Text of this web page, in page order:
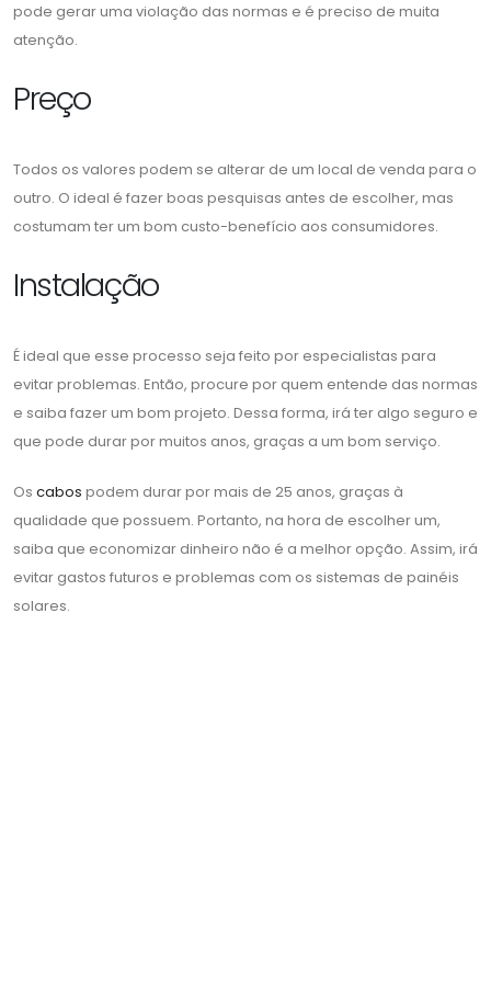
pode gerar uma violação das normas e é preciso de muita
atenção.
Preço
Todos os valores podem se alterar de um local de venda para o
outro. O ideal é fazer boas pesquisas antes de escolher, mas
costumam ter um bom custo-benefício aos consumidores.
Instalação
É ideal que esse processo seja feito por especialistas para
evitar problemas. Então, procure por quem entende das normas
e saiba fazer um bom projeto. Dessa forma, irá ter algo seguro e
que pode durar por muitos anos, graças a um bom serviço.
Os cabos podem durar por mais de 25 anos, graças à
qualidade que possuem. Portanto, na hora de escolher um,
saiba que economizar dinheiro não é a melhor opção. Assim, irá
evitar gastos futuros e problemas com os sistemas de painéis
solares.